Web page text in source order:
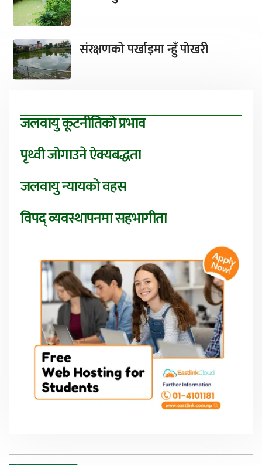
संरक्षणको पर्खाइमा न्हुँ पोखरी
जलवायु कूटनीतिको प्रभाव
पृथ्वी जोगाउने ऐक्यबद्धता
जलवायु न्यायको वहस
विपद् व्यवस्थापनमा सहभागीता